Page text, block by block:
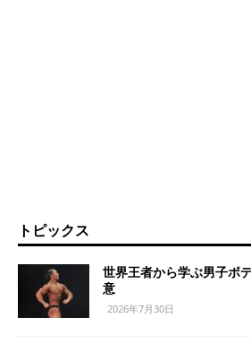
トピックス
世界王者から学ぶ男子ボ
意
2026年7月30日